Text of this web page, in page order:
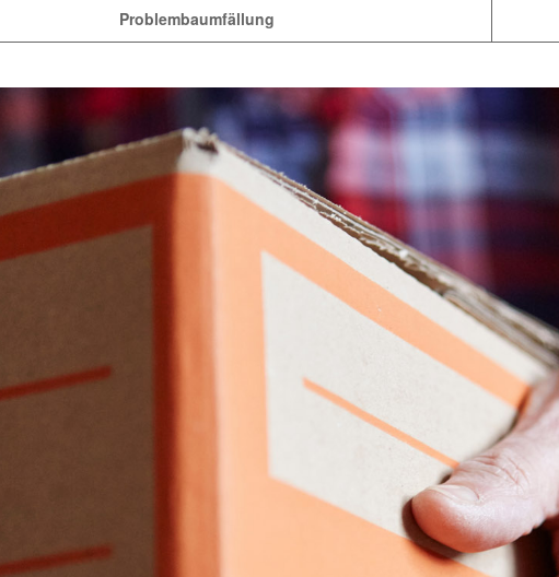
Problembaumfällung